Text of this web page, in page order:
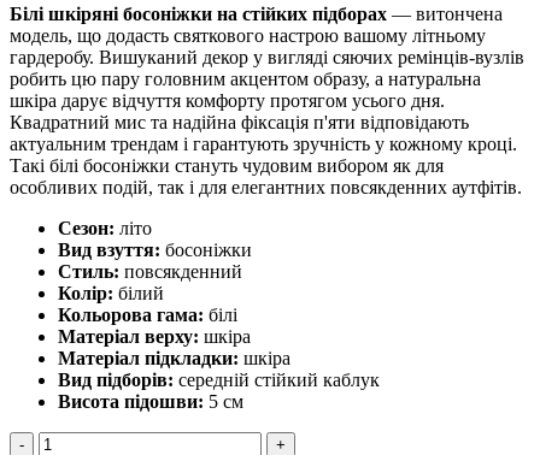
Білі шкіряні босоніжки на стійких підборах — витончена
модель, що додасть святкового настрою вашому літньому
гардеробу. Вишуканий декор у вигляді сяючих ремінців-вузлів
робить цю пару головним акцентом образу, а натуральна
шкіра дарує відчуття комфорту протягом усього дня.
Квадратний мис та надійна фіксація п'яти відповідають
актуальним трендам і гарантують зручність у кожному кроці.
Такі білі босоніжки стануть чудовим вибором як для
особливих подій, так і для елегантних повсякденних аутфітів.
Сезон: літо
Вид взуття: босоніжки
Стиль: повсякденний
Колір: білий
Кольорова гама: білі
Матеріал верху: шкіра
Матеріал підкладки: шкіра
Вид підборів: середній стійкий каблук
Висота підошви: 5 см
Босоніжки
-
+